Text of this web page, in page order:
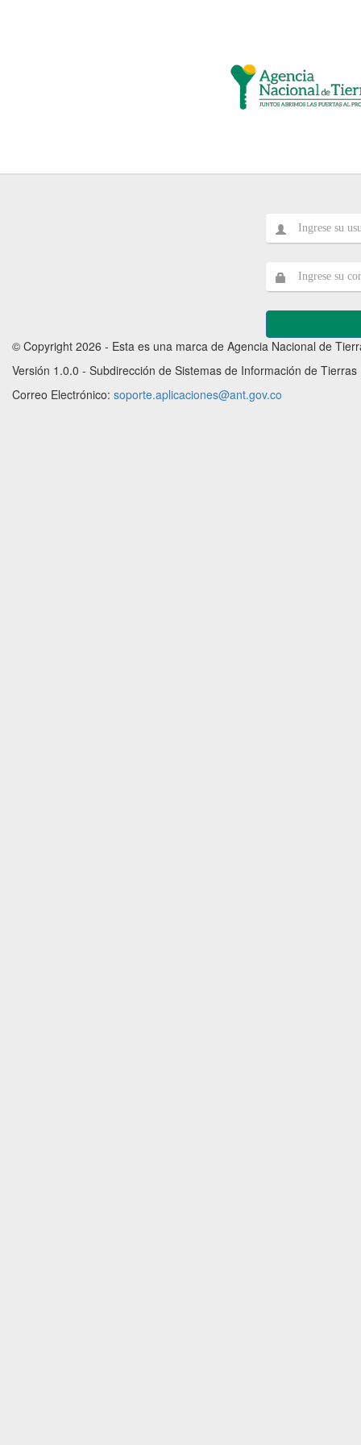
© Copyright 2026 - Esta es una marca de Agencia Nacional de
Versión 1.0.0 - Subdirección de Sistemas de Información de Tierras
Correo Electrónico: soporte.aplicaciones@ant.gov.co